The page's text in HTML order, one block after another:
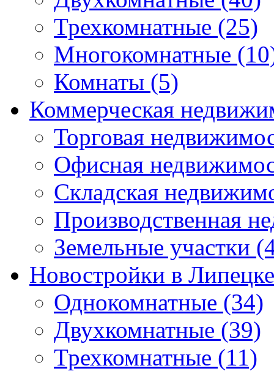
Трехкомнатные (25)
Многокомнатные
Комнаты (5)
Коммерческая
Торговая
Офисная
Складская
Производственная
Земельные участки
Новостройки в Липецке
Однокомнатные (34)
Двухкомнатные (39)
Трехкомнатные (11)